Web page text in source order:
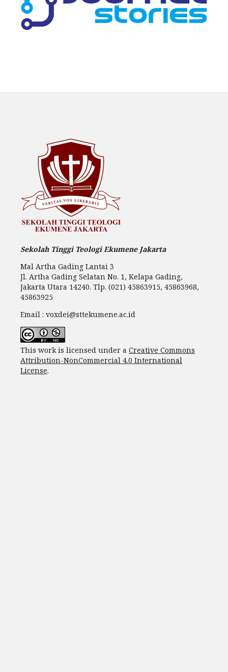
Sekolah Tinggi Teologi Ekumene Jakarta
Mal Artha Gading Lantai 3
Jl. Artha Gading Selatan No. 1, Kelapa Gading,
Jakarta Utara 14240. Tlp. (021) 45863915, 45863968,
45863925
Email : voxdei@sttekumene.ac.id
This work is licensed under a Creative Commons
Attribution-NonCommercial 4.0 International
License.